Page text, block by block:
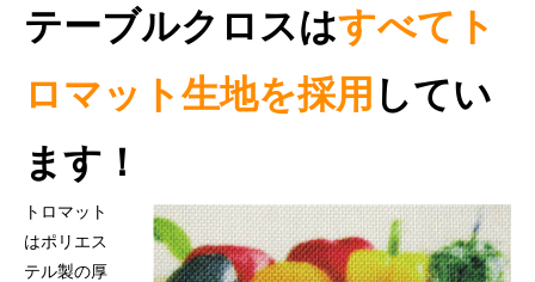
テーブルクロスはすべてト
ロマット生地を採用 してい
ます！
トロマット
はポリエス
テル製の厚